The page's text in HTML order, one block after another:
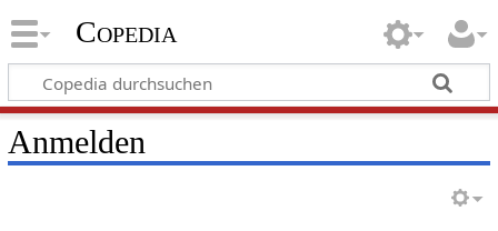
Copedia
Anmelden